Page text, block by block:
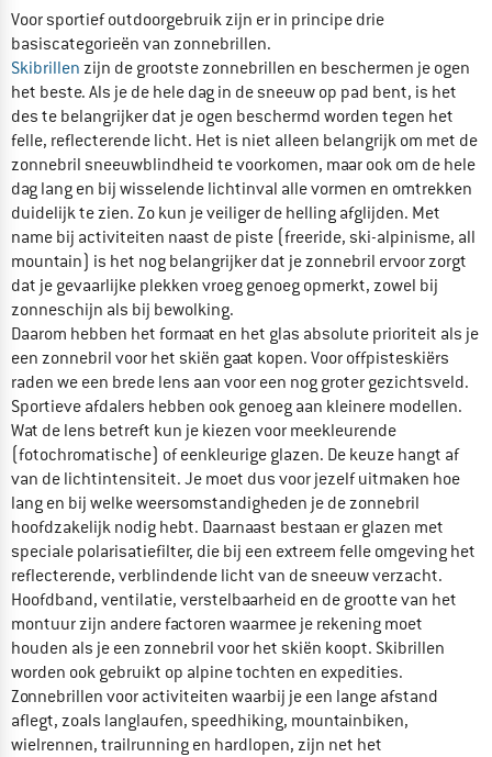
Voor sportief outdoorgebruik zijn er in principe drie
basiscategorieën van zonnebrillen.
Skibrillen zijn de grootste zonnebrillen en beschermen je ogen
het beste. Als je de hele dag in de sneeuw op pad bent, is het
des te belangrijker dat je ogen beschermd worden tegen het
felle, reflecterende licht. Het is niet alleen belangrijk om met de
zonnebril sneeuwblindheid te voorkomen, maar ook om de hele
dag lang en bij wisselende lichtinval alle vormen en omtrekken
duidelijk te zien. Zo kun je veiliger de helling afglijden. Met
name bij activiteiten naast de piste (freeride, ski-alpinisme, all
mountain) is het nog belangrijker dat je zonnebril ervoor zorgt
dat je gevaarlijke plekken vroeg genoeg opmerkt, zowel bij
zonneschijn als bij bewolking.
Daarom hebben het formaat en het glas absolute prioriteit als je
een zonnebril voor het skiën gaat kopen. Voor offpisteskiërs
raden we een brede lens aan voor een nog groter gezichtsveld.
Sportieve afdalers hebben ook genoeg aan kleinere modellen.
Wat de lens betreft kun je kiezen voor meekleurende
(fotochromatische) of eenkleurige glazen. De keuze hangt af
van de lichtintensiteit. Je moet dus voor jezelf uitmaken hoe
lang en bij welke weersomstandigheden je de zonnebril
hoofdzakelijk nodig hebt. Daarnaast bestaan er glazen met
speciale polarisatiefilter, die bij een extreem felle omgeving het
reflecterende, verblindende licht van de sneeuw verzacht.
Hoofdband, ventilatie, verstelbaarheid en de grootte van het
montuur zijn andere factoren waarmee je rekening moet
houden als je een zonnebril voor het skiën koopt. Skibrillen
worden ook gebruikt op alpine tochten en expedities.
Zonnebrillen voor activiteiten waarbij je een lange afstand
aflegt, zoals langlaufen, speedhiking, mountainbiken,
wielrennen, trailrunning en hardlopen, zijn net het